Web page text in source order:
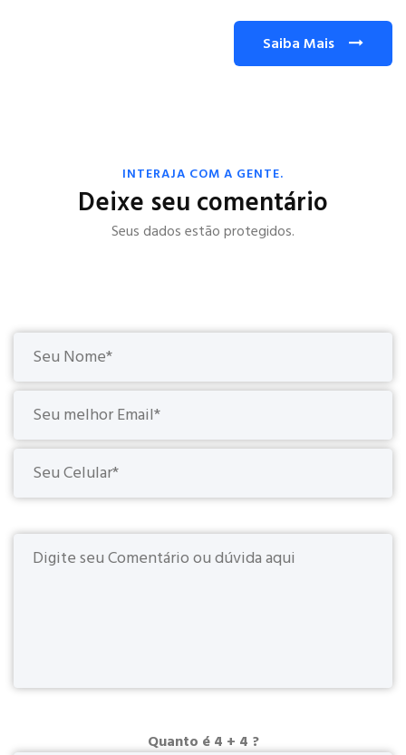
Saiba Mais
INTERAJA COM A GENTE.
Deixe seu comentário
Seus dados estão protegidos.
Quanto é 4 + 4 ?